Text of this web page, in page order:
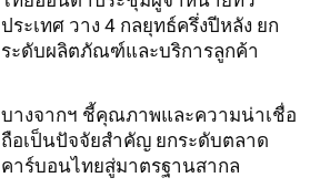
ประเทศ วาง 4 กลยุทธ์ครึ่งปีหลัง ยก
ระดับผลิตภัณฑ์และบริการลูกค้า
บางจากฯ ชี้คุณภาพและความน่าเชื่อ
ถือเป็นปัจจัยสำคัญ ยกระดับตลาด
คาร์บอนไทยสู่มาตรฐานสากล